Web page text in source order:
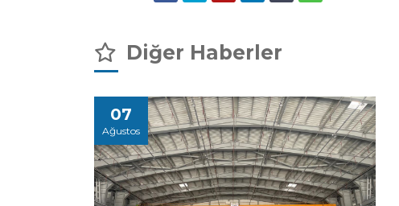
Diğer Haberler
07
Ağustos